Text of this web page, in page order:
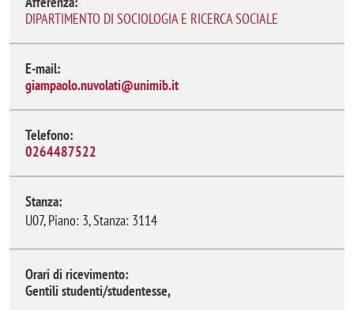
DIPARTIMENTO DI SOCIOLOGIA E RICERCA SOCIALE
E-mail:
giampaolo.nuvolati@unimib.it
Telefono:
0264487522
Stanza:
U07, Piano: 3, Stanza: 3114
Orari di ricevimento:
Gentili studenti/studentesse,